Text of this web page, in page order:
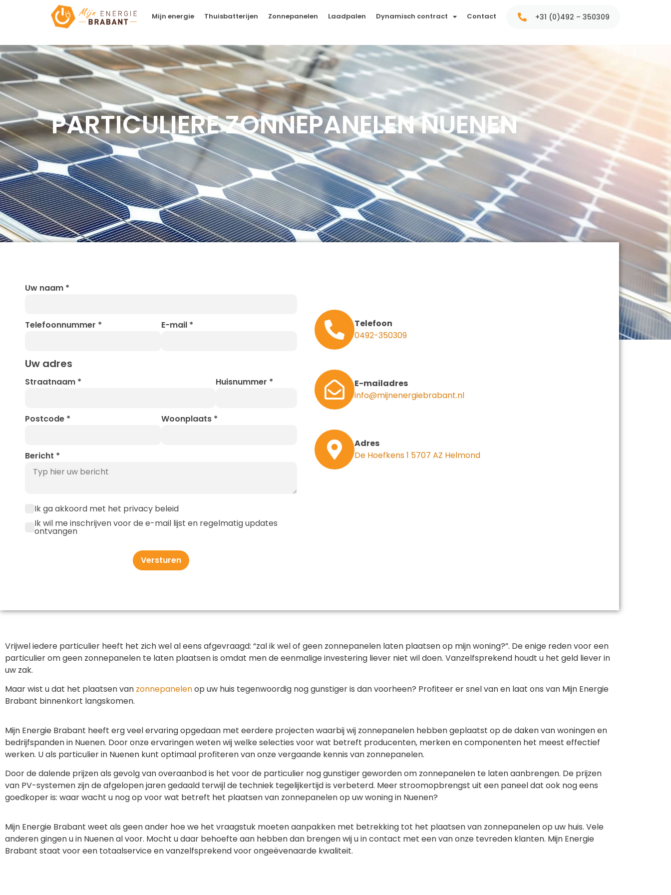
Mijn energie Thuisbatterijen Zonnepanelen Laadpalen Dynamisch contract Contact +31 (0)492 – 350309
PARTICULIERE ZONNEPANELEN NUENEN
Uw naam *
Telefoonnummer * E-mail *
Uw adres
Straatnaam * Huisnummer *
Postcode * Woonplaats *
Bericht *
Ik ga akkoord met het privacy beleid
Ik wil me inschrijven voor de e-mail lijst en regelmatig updates
ontvangen
Versturen
Telefoon
0492-350309
E-mailadres
info@mijnenergiebrabant.nl
Adres
De Hoefkens 1 5707 AZ Helmond
Vrijwel iedere particulier heeft het zich wel al eens afgevraagd: “zal ik wel of geen zonnepanelen laten plaatsen op mijn woning?”. De enige reden voor een
particulier om geen zonnepanelen te laten plaatsen is omdat men de eenmalige investering liever niet wil doen. Vanzelfsprekend houdt u het geld liever in
uw zak.
Maar wist u dat het plaatsen van zonnepanelenop uw huis tegenwoordig nog gunstiger is dan voorheen? Profiteer er snel van en laat ons van Mijn Energie
Brabant binnenkort langskomen.
Mijn Energie Brabant heeft erg veel ervaring opgedaan met eerdere projecten waarbij wij zonnepanelen hebben geplaatst op de daken van woningen en
bedrijfspanden in Nuenen. Door onze ervaringen weten wij welke selecties voor wat betreft producenten, merken en componenten het meest effectief
werken. U als particulier in Nuenen kunt optimaal profiteren van onze vergaande kennis van zonnepanelen.
Door de dalende prijzen als gevolg van overaanbod is het voor de particulier nog gunstiger geworden om zonnepanelen te laten aanbrengen. De prijzen
van PV-systemen zijn de afgelopen jaren gedaald terwijl de techniek tegelijkertijd is verbeterd. Meer stroomopbrengst uit een paneel dat ook nog eens
goedkoper is: waar wacht u nog op voor wat betreft het plaatsen van zonnepanelen op uw woning in Nuenen?
Mijn Energie Brabant weet als geen ander hoe we het vraagstuk moeten aanpakken met betrekking tot het plaatsen van zonnepanelen op uw huis. Vele
anderen gingen u in Nuenen al voor. Mocht u daar behoefte aan hebben dan brengen wij u in contact met een van onze tevreden klanten. Mijn Energie
Brabant staat voor een totaalservice en vanzelfsprekend voor ongeëvenaarde kwaliteit.